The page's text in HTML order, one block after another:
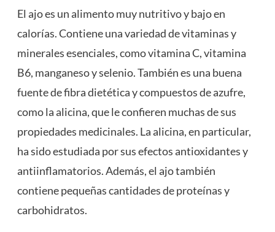
El ajo es un alimento muy nutritivo y bajo en
calorías. Contiene una variedad de vitaminas y
minerales esenciales, como vitamina C, vitamina
B6, manganeso y selenio. También es una buena
fuente de fibra dietética y compuestos de azufre,
como la alicina, que le confieren muchas de sus
propiedades medicinales. La alicina, en particular,
ha sido estudiada por sus efectos antioxidantes y
antiinflamatorios. Además, el ajo también
contiene pequeñas cantidades de proteínas y
carbohidratos.